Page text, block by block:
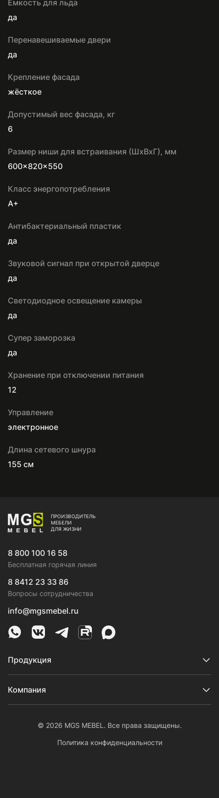
Емкость для льда
да
Перенавешиваемые двери
да
Крепление фасада
жёсткое
Допустимый вес фасада, кг
6
Размер ниши для встраивания (ШхВхГ), мм
600x820x550
Класс энергопотребления
A+
Антибактериальный пластик
да
Звуковой сигнал при открытой дверце
да
Светодиодное освещение камеры
да
Супер заморозка
да
Хранение при отключении питания
12
Управление
электронное
Длина сетевого шнура
155 см
ПРОИЗВОДИТЕЛЬ
МЕБЕЛИ
ДЛЯ ЖИЗНИ
8 800 100 16 58
Бесплатная горячая линия
8 8412 23 33 86
Вопросы сотрудничества
info@mgsmebel.ru
MGS Mebel в Whatsapp
MGS Mebel в VK
MGS Mebel в Telegram
MGS Mebel на Rutube
MGS Mebel на MAX
Продукция
Компания
© 2026 MGS MEBEL. Все права защищены.
Политика конфиденциальности